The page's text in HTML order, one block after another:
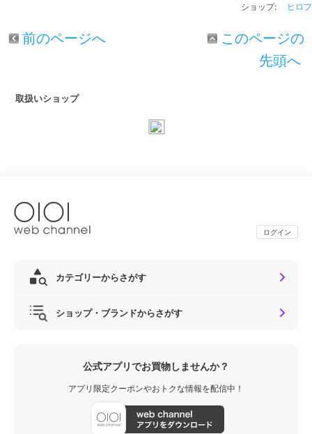
ショップ:
ヒロフ
前のページへ
このページの
先頭へ
取扱いショップ
ログイン
カテゴリーからさがす
ショップ・ブランドからさがす
公式アプリでお買物しませんか？
アプリ限定クーポンやおトクな情報を配信中！